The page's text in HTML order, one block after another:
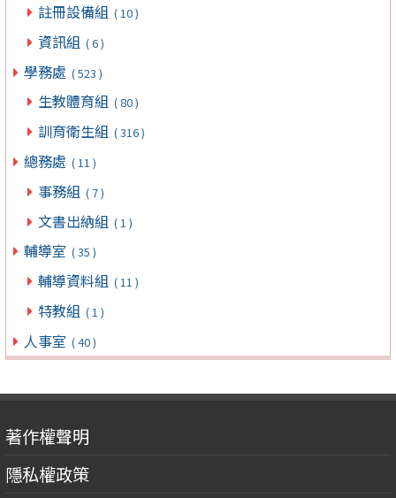
註冊設備組 ( 10 )
資訊組 ( 6 )
學務處 ( 523 )
生教體育組 ( 80 )
訓育衛生組 ( 316 )
總務處 ( 11 )
事務組 ( 7 )
文書出納組 ( 1 )
輔導室 ( 35 )
輔導資料組 ( 11 )
特教組 ( 1 )
人事室 ( 40 )
著作權聲明
隱私權政策